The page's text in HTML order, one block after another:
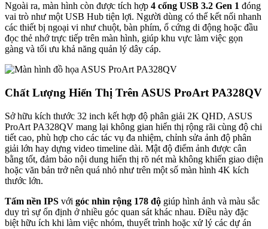
Ngoài ra, màn hình còn được tích hợp 4 cổng USB 3.2 Gen 1 đóng
vai trò như một USB Hub tiện lợi. Người dùng có thể kết nối nhanh
các thiết bị ngoại vi như chuột, bàn phím, ổ cứng di động hoặc đầu
đọc thẻ nhớ trực tiếp trên màn hình, giúp khu vực làm việc gọn
gàng và tối ưu khả năng quản lý dây cáp.
Chất Lượng Hiển Thị Trên ASUS ProArt PA328QV
Sở hữu kích thước 32 inch kết hợp độ phân giải 2K QHD, ASUS
ProArt PA328QV mang lại không gian hiển thị rộng rãi cùng độ chi
tiết cao, phù hợp cho các tác vụ đa nhiệm, chỉnh sửa ảnh độ phân
giải lớn hay dựng video timeline dài. Mật độ điểm ảnh được cân
bằng tốt, đảm bảo nội dung hiển thị rõ nét mà không khiến giao diện
hoặc văn bản trở nên quá nhỏ như trên một số màn hình 4K kích
thước lớn.
Tấm nền IPS với góc nhìn rộng 178 độ giúp hình ảnh và màu sắc
duy trì sự ổn định ở nhiều góc quan sát khác nhau. Điều này đặc
biệt hữu ích khi làm việc nhóm, thuyết trình hoặc xử lý các dự án